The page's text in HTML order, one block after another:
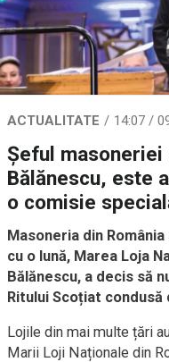
ACTUALITATE 14:07 /
Șeful masoneriei
Bălănescu, este
o comisie
Masoneria din
cu o lună, Marea Loja
Bălănescu, a decis să
Ritului Scoțiat condusă
Lojile din mai multe țări
Marii Loji Naționale din